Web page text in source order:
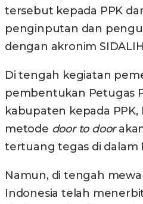
tersebut kepada PPK
penginputan dan
dengan akronim
Di tengah kegiatan
pembentukan Petugas
kabupaten kepada
metode door to door
tertuang tegas di dalam
Namun, di tengah
Indonesia telah